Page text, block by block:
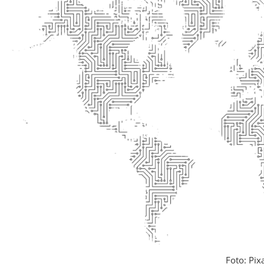
Foto: